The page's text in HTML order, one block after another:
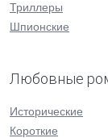
Триллеры
Шпионские
Любовные
Исторические
Короткие